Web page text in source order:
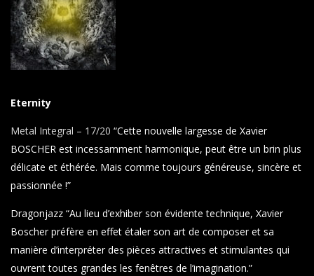
Eternity
Metal Integral – 17/20 “Cette nouvelle largesse de Xavier
BOSCHER est incessamment harmonique, peut être un brin plus
délicate et éthérée. Mais comme toujours généreuse, sincère et
passionnée !”
Dragonjazz “Au lieu d’exhiber son évidente technique, Xavier
Boscher préfère en effet étaler son art de composer et sa
manière d’interpréter des pièces attractives et stimulantes qui
ouvrent toutes grandes les fenêtres de l’imagination.”